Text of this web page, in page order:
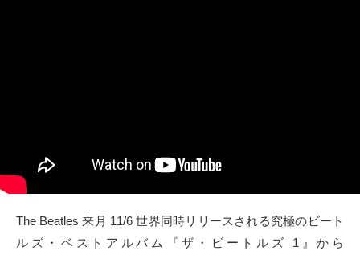
ト
クト
The Beatles 来月 11/6 世界同時リリースされる究極のビート
ルズ・ベストアルバム『ザ・ビートルズ 1』から